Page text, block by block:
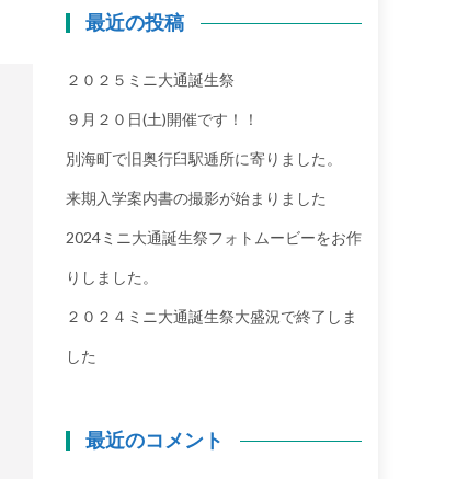
最近の投稿
２０２５ミニ大通誕生祭
９月２０日(土)開催です！！
別海町で旧奥行臼駅逓所に寄りました。
来期入学案内書の撮影が始まりました
2024ミニ大通誕生祭フォトムービーをお作
りしました。
２０２４ミニ大通誕生祭大盛況で終了しま
した
最近のコメント